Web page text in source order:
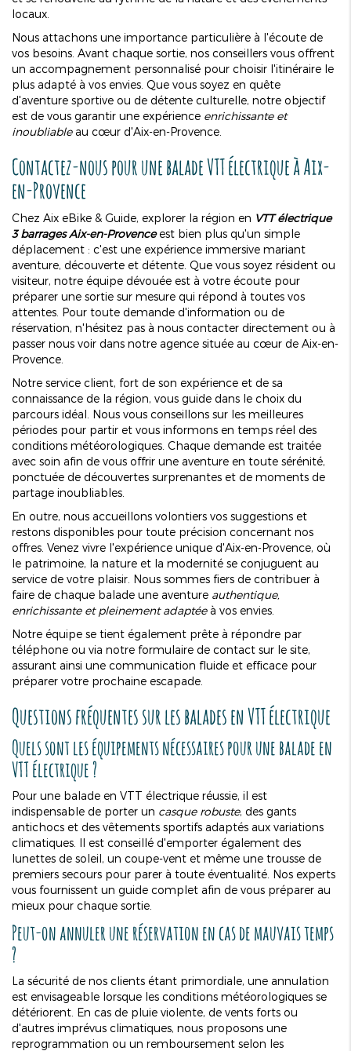
locaux.
Nous attachons une importance particulière à l'écoute de
vos besoins. Avant chaque sortie, nos conseillers vous offrent
un accompagnement personnalisé pour choisir l'itinéraire le
plus adapté à vos envies. Que vous soyez en quête
d'aventure sportive ou de détente culturelle, notre objectif
est de vous garantir une expérience enrichissante et
inoubliableau cœur d'Aix-en-Provence.
Contactez-nous pour une balade VTT électrique à Aix-
en-Provence
Chez Aix eBike & Guide, explorer la région en VTT électrique
3 barrages Aix-en-Provenceest bien plus qu'un simple
déplacement : c'est une expérience immersive mariant
aventure, découverte et détente. Que vous soyez résident ou
visiteur, notre équipe dévouée est à votre écoute pour
préparer une sortie sur mesure qui répond à toutes vos
attentes. Pour toute demande d'information ou de
réservation, n'hésitez pas à nous contacter directement ou à
passer nous voir dans notre agence située au cœur de Aix-en-
Provence.
Notre service client, fort de son expérience et de sa
connaissance de la région, vous guide dans le choix du
parcours idéal. Nous vous conseillons sur les meilleures
périodes pour partir et vous informons en temps réel des
conditions météorologiques. Chaque demande est traitée
avec soin afin de vous offrir une aventure en toute sérénité,
ponctuée de découvertes surprenantes et de moments de
partage inoubliables.
En outre, nous accueillons volontiers vos suggestions et
restons disponibles pour toute précision concernant nos
offres. Venez vivre l'expérience unique d'Aix-en-Provence, où
le patrimoine, la nature et la modernité se conjuguent au
service de votre plaisir. Nous sommes fiers de contribuer à
faire de chaque balade une aventure authentique,
enrichissante et pleinement adaptéeà vos envies.
Notre équipe se tient également prête à répondre par
téléphone ou via notre formulaire de contact sur le site,
assurant ainsi une communication fluide et efficace pour
préparer votre prochaine escapade.
Questions fréquentes sur les balades en VTT électrique
Quels sont les équipements nécessaires pour une balade en
VTT électrique ?
Pour une balade en VTT électrique réussie, il est
indispensable de porter un casque robuste, des gants
antichocs et des vêtements sportifs adaptés aux variations
climatiques. Il est conseillé d'emporter également des
lunettes de soleil, un coupe-vent et même une trousse de
premiers secours pour parer à toute éventualité. Nos experts
vous fournissent un guide complet afin de vous préparer au
mieux pour chaque sortie.
Peut-on annuler une réservation en cas de mauvais temps
?
La sécurité de nos clients étant primordiale, une annulation
est envisageable lorsque les conditions météorologiques se
détériorent. En cas de pluie violente, de vents forts ou
d'autres imprévus climatiques, nous proposons une
reprogrammation ou un remboursement selon les